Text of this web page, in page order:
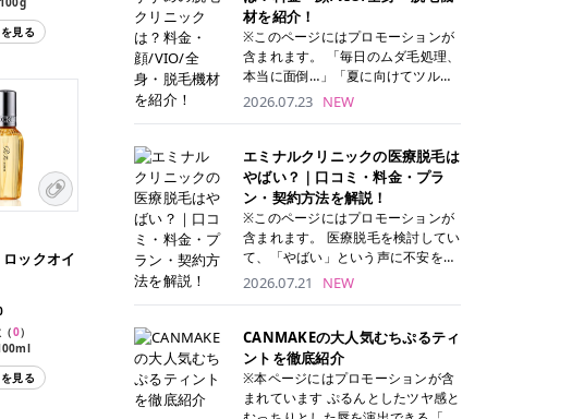
見る
ックオイ
0）
見る
な皮脂汚れをオフしながら、うるお
いを与えられるのが特徴✨ さらに、
気になる部分には数分のせて部分用
パックとしても使用できるため、1
両方を叶えられます。 韓国コスメブ
ランドを中心に人気を集めていまし
たが、現在では日本でも定番のスキ
ンケアアイテムとして幅広い世代に
愛用されています。 トナーパッドの
特徴 トナーパッドと拭き取り化粧水
の違い 「トナーパッド」と「拭き取
り化粧水」はどちらも洗顔後に使用
するスキンケアアイテムですが、使
い方や特徴に違いがあります。 トナ
ーパッドは、化粧水があらかじめパ
ッドに含まれているため、コットン
を用意する手間がなく、忙しい朝で
もサッと使えるのが魅力です。 ま
た、保湿成分を豊富に配合した商品
が多く、拭き取り後にそのまま部分
材を紹介！
※このページにはプロモーションが
含まれます。 「毎日のムダ毛処理、
本当に面倒…」「夏に向けてツルツ
ル肌になりたい！」 そう思って東京
べばいいの？と迷ってしまいますよ
ね。 この記事では、医療脱毛の基本
から、東京で特に通いやすいフレイ
アクリニック・レジーナクリニッ
ク・エミナルクリニック・リゼクリ
ニックの4院について、分かりやす
リニックを見つけて、面倒な自己処
理から卒業しちゃいましょう♪ クリ
ニック 全身＋VIO 全身＋VIO＋顔 特
徴 脱毛器 詳細 フレイアクリニック
52,800円(税込)/5回 94,600円(税
込)/5回 肌への負担に配慮しなが
ら、コストパフォーマンスも重視し
2026.07.23 NEW
エミナルクリニックの医療脱毛は
やばい？｜口コミ・料金・プラ
ン・契約方法を解説！
※このページにはプロモーションが
含まれます。 医療脱毛を検討してい
て、「やばい」という声に不安を抱
える方も多いのではないでしょう
体系をはじめ、学生や友人同士でお
得になる割引キャンペーン、無料カ
ウンセリングから施術までの具体的
なステップを分かりやすく解説しま
す。 これから手軽に全身医療脱毛を
2026.07.21 NEW
CANMAKEの大人気むちぷるティ
ントを徹底紹介
※本ページにはプロモーションが含
まれています ぷるんとしたツヤ感と